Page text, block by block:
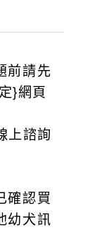
前請先
}網頁
上諮詢
確認買
幼犬訊